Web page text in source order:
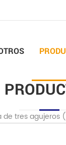
de tres